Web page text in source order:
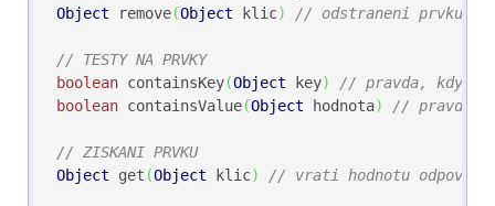
Object remove(Object klic) // odstraneni prvku s
// TESTY NA PRVKY
boolean containsKey(Object key)
// pravda, kdyz
boolean containsValue(Object hodnota) // pravda,
// ZISKANI PRVKU
Object get (Object klic) // vrati hodnotu